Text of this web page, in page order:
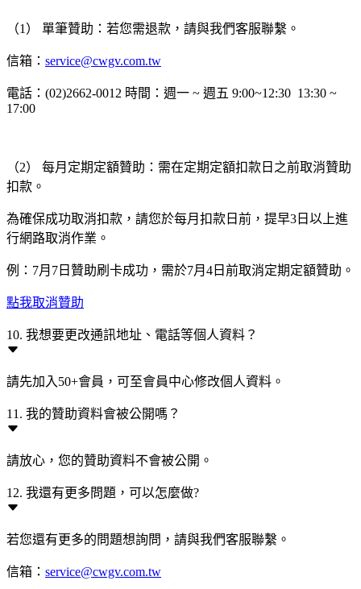
（1） 單筆贊助：若您需退款，請與我們客服聯繫。
信箱： service@cwgv.com.tw
電話：(02)2662-0012 時間：週一 ~ 週五 9:00~12:30 13:30 ~
17:00
（2） 每月定期定額贊助：需在定期定額扣款日之前取消贊助
扣款。
為確保成功取消扣款，請您於每月扣款日前，提早3日以上進
行網路取消作業。
例：7月7日贊助刷卡成功，需於7月4日前取消定期定額贊助。
點我取消贊助
10. 我想要更改通訊地址、電話等個人資料？
請先加入50+會員，可至會員中心修改個人資料。
11. 我的贊助資料會被公開嗎？
請放心，您的贊助資料不會被公開。
12. 我還有更多問題，可以怎麼做?
若您還有更多的問題想詢問，請與我們客服聯繫。
信箱： service@cwgv.com.tw